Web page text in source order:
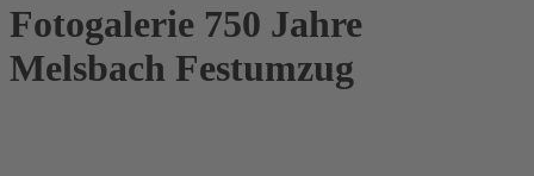
Fotogalerie 750 Jahre
Melsbach Festumzug